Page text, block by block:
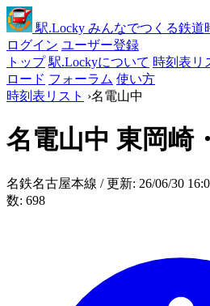
駅.Locky みんなでつくる鉄道
ログイン ユーザー登録
トップ 駅.Lockyについて 時刻表リ
ロード フォーラム 使い方
時刻表リスト ›名電山中
名電山中 東岡崎
名鉄名古屋本線 / 更新: 26/06/30
数: 698